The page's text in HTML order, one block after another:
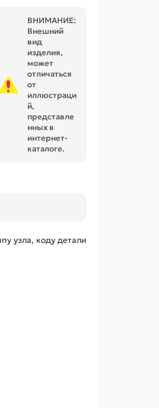
ВНИМАНИЕ:
Внешний
вид
изделия,
может
отличаться
от
иллюстраци
й,
представле
нных в
интернет-
каталоге.
узла, коду детали